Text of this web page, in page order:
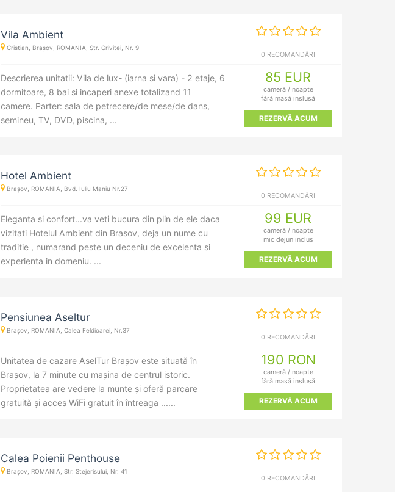
Vila Ambient
Cristian, Brașov, ROMANIA, Str. Grivitei, Nr. 9
0 RECOMANDĂRI
Descrierea unitatii: Vila de lux- (iarna si vara) - 2 etaje, 6
dormitoare, 8 bai si incaperi anexe totalizand 11
camere. Parter: sala de petrecere/de mese/de dans,
semineu, TV, DVD, piscina, ...
85 EUR
cameră / noapte
fără masă inslusă
REZERVĂ ACUM
Hotel Ambient
Brașov, ROMANIA, Bvd. Iuliu Maniu Nr.27
0 RECOMANDĂRI
Eleganta si confort...va veti bucura din plin de ele daca
vizitati Hotelul Ambient din Brasov, deja un nume cu
traditie , numarand peste un deceniu de excelenta si
experienta in domeniu. ...
99 EUR
cameră / noapte
mic dejun inclus
REZERVĂ ACUM
Pensiunea Aseltur
Brașov, ROMANIA, Calea Feldioarei, Nr.37
0 RECOMANDĂRI
Unitatea de cazare AselTur Brașov este situată în
Brașov, la 7 minute cu mașina de centrul istoric.
Proprietatea are vedere la munte și oferă parcare
gratuită și acces WiFi gratuit în întreaga ......
190 RON
cameră / noapte
fără masă inslusă
REZERVĂ ACUM
Calea Poienii Penthouse
Brașov, ROMANIA, Str. Stejerisului, Nr. 41
0 RECOMANDĂRI